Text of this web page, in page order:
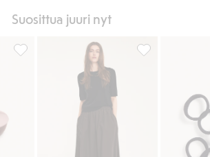
Suosittua juuri nyt
Kukkahiusklipsi, Lisää suosikkeihin